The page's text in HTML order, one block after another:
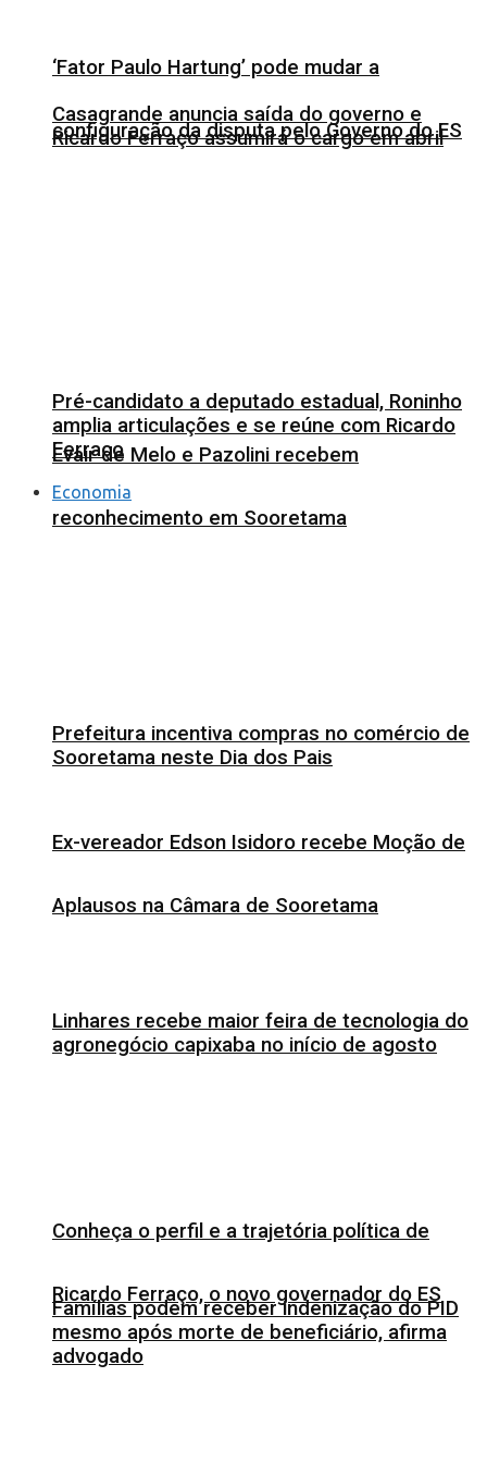
‘Fator Paulo Hartung’ pode mudar a
configuração da disputa pelo Governo do ES
Evair de Melo e Pazolini recebem
reconhecimento em Sooretama
Ex-vereador Edson Isidoro recebe Moção de
Aplausos na Câmara de Sooretama
Conheça o perfil e a trajetória política de
Ricardo Ferraço, o novo governador do ES
Casagrande anuncia saída do governo e
Ricardo Ferraço assumirá o cargo em abril
Pré-candidato a deputado estadual, Roninho
amplia articulações e se reúne com Ricardo
Ferraço
Economia
Prefeitura incentiva compras no comércio de
Sooretama neste Dia dos Pais
Linhares recebe maior feira de tecnologia do
agronegócio capixaba no início de agosto
Famílias podem receber indenização do PID
mesmo após morte de beneficiário, afirma
advogado